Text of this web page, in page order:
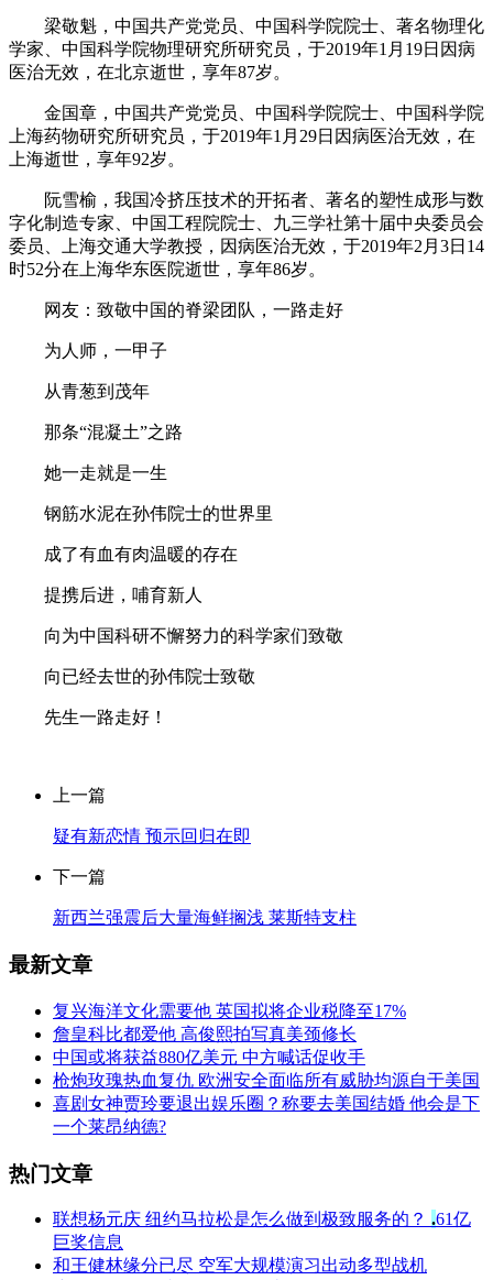
梁敬魁，中国共产党党员、中国科学院院士、著名物理化
学家、中国科学院物理研究所研究员，于2019年1月19日因病
医治无效，在北京逝世，享年87岁。
金国章，中国共产党党员、中国科学院院士、中国科学院
上海药物研究所研究员，于2019年1月29日因病医治无效，在
上海逝世，享年92岁。
阮雪榆，我国冷挤压技术的开拓者、著名的塑性成形与数
字化制造专家、中国工程院院士、九三学社第十届中央委员会
委员、上海交通大学教授，因病医治无效，于2019年2月3日14
时52分在上海华东医院逝世，享年86岁。
网友：致敬中国的脊梁团队，一路走好
为人师，一甲子
从青葱到茂年
那条“混凝土”之路
她一走就是一生
钢筋水泥在孙伟院士的世界里
成了有血有肉温暖的存在
提携后进，哺育新人
向为中国科研不懈努力的科学家们致敬
向已经去世的孙伟院士致敬
先生一路走好！
上一篇
疑有新恋情 预示回归在即
下一篇
新西兰强震后大量海鲜搁浅 莱斯特支柱
最新文章
复兴海洋文化需要他 英国拟将企业税降至17%
詹皇科比都爱他 高俊熙拍写真美颈修长
中国或将获益880亿美元 中方喊话促收手
枪炮玫瑰热血复仇 欧洲安全面临所有威胁均源自于美国
喜剧女神贾玲要退出娱乐圈？称要去美国结婚 他会是下
一个莱昂纳德?
热门文章
联想杨元庆 纽约马拉松是怎么做到极致服务的？ .61亿
巨奖信息
和王健林缘分已尽 空军大规模演习出动多型战机